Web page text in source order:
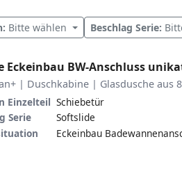
Bitte wählen Beschlag Serie:
Eckeinbau BW-Anschluss
| Duschkabine | Glasdusche aus
Einzelteil Schiebetür
Serie
Softslide
Eckeinbau